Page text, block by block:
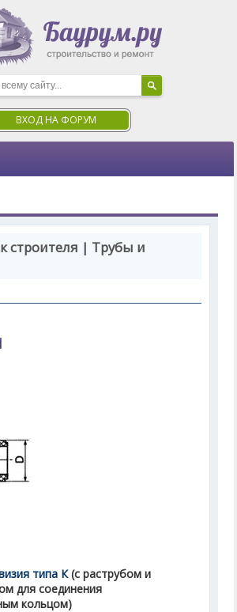
ВХОД НА ФОРУМ
строителя | Трубы и
типа К(с раструбом и
для соединения
кольцом)